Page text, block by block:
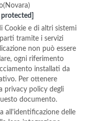
protected]
Cookie e di altri sistemi
tramite i servizi
non può essere
ogni riferimento
installati da
Per ottenere
privacy policy degli
documento.
all'identificazione delle